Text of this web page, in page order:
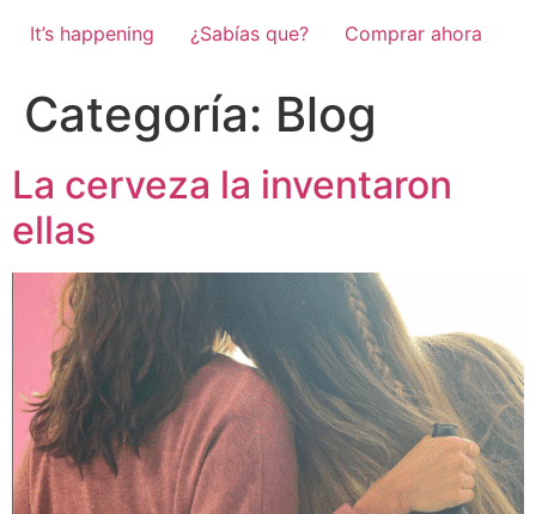
It’s happening
¿Sabías que? Comprar ahora
Categoría: Blog
La cerveza la inventaron
ellas